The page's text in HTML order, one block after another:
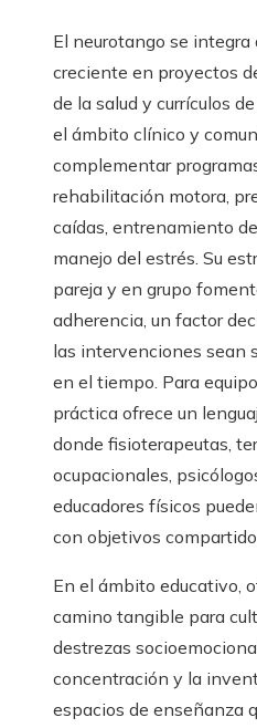
El neurotango se integra
creciente en proyectos
de la salud y currículos
el ámbito clínico y
complementar
rehabilitación motora,
caídas, entrenamiento
manejo del estrés. Su
pareja y en grupo
adherencia, un factor
las intervenciones sean
en el tiempo. Para
práctica ofrece un
donde fisioterapeutas,
ocupacionales,
educadores físicos
con objetivos
En el ámbito educativo,
camino tangible para
destrezas
concentración y la
espacios de enseñanza